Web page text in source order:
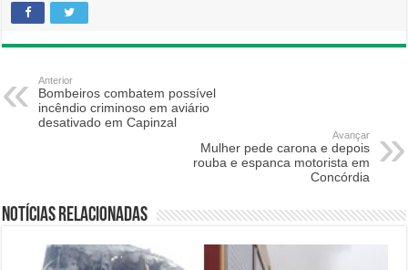
Anterior
Bombeiros combatem possível
incêndio criminoso em aviário
desativado em Capinzal
Avançar
Mulher pede carona e depois
rouba e espanca motorista em
Concórdia
Notícias relacionadas